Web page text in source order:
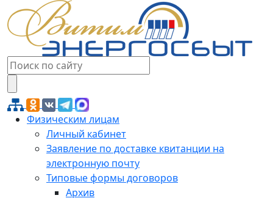
Физическим лицам
Личный кабинет
Заявление по доставке квитанции на
электронную почту
Типовые формы договоров
Архив